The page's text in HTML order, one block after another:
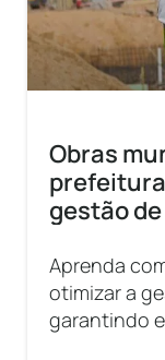
Obras
gestão
Aprenda
otimizar a
garantindo